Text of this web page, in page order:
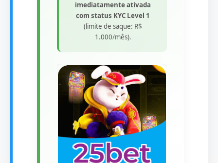
imediatamente ativada
com status KYC Level 1
(limite de saque: R$
1.000/mês).